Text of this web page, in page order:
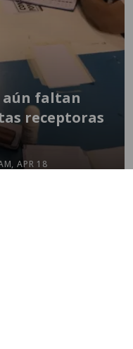
aún faltan
receptoras
APR 18